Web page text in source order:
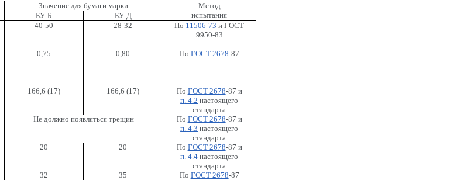
Значение для бумаги марки
Метод
испытания
БУ-Б
БУ-Д
40-50 28-32 По 11506-73 и ГОСТ
9950-83
0,75 0,80 По ГОСТ 2678-87
166,6 (17) 166 ,6 (17) По ГОСТ 2678-87 и
п . 4.2 настоящего
стандарта
Не должно появляться трещин По ГОСТ 2678-87 и
п. 4.3 настоящего
стандарта
20 20 По ГОСТ 2678-87 и
п. 4.4 настоящего
стандарта
32 35 По ГОСТ 2678-87